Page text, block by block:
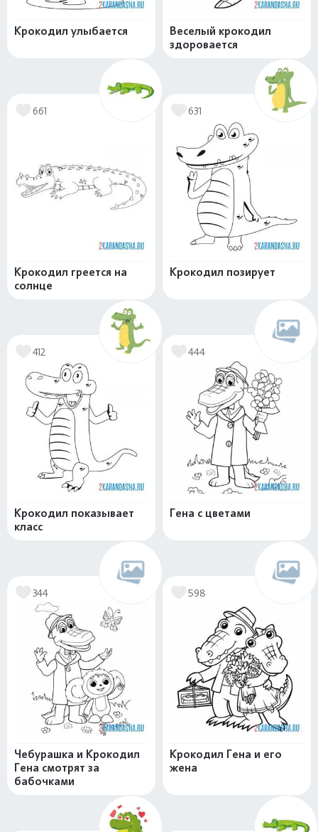
Крокодил улыбается
Веселый крокодил
здоровается
661
Крокодил греется на
солнце
631
Крокодил позирует
412
Крокодил показывает
класс
444
Гена с цветами
344
Чебурашка и Крокодил
Гена смотрят за
бабочками
598
Крокодил Гена и его
жена